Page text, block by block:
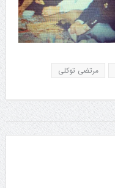
مرتضی توکلی